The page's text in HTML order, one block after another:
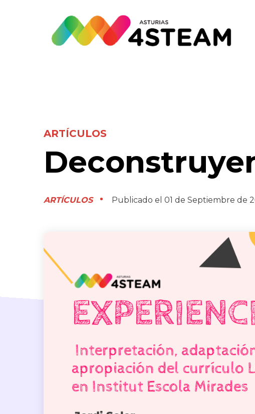
ARTÍCULOS
ARTÍCULOS Publicado el 01 de Septiembre de